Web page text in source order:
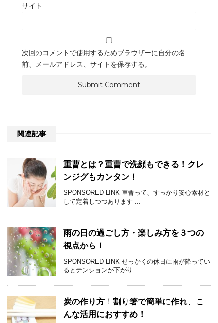
サイト
次回のコメントで使用するためブラウザーに自分の名
前、メールアドレス、サイトを保存する。
関連記事
重曹とは？重曹で洗顔もできる！クレ
ンジグもカンタン！
SPONSORED LINK 重曹って、すっかり安心素材と
して定着しつつあります ...
雨の日の過ごし方・楽しみ方を３つの
視点から！
SPONSORED LINK せっかくの休日に雨が降ってい
るとテンションが下がり ...
炭の作り方！割り箸で簡単に作れ、こ
んな活用におすすめ！